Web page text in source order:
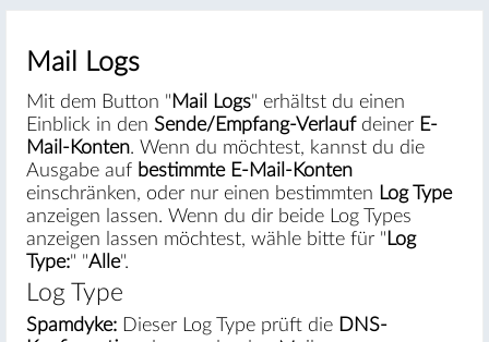
Mail Logs
Mit dem Button " Mail Logs" erhältst du einen
Einblick in den Sende/Empfang-Verlaufdeiner E-
Mail-Konten. Wenn du möchtest, kannst du die
Ausgabe auf bestimmte E-Mail-Konten
einschränken, oder nur einen bestimmten Log Type
anzeigen lassen. Wenn du dir beide Log Types
anzeigen lassen möchtest, wähle bitte für " Log
Type:" "Alle".
Log Type
Spamdyke:Dieser Log Type prüft die DNS-